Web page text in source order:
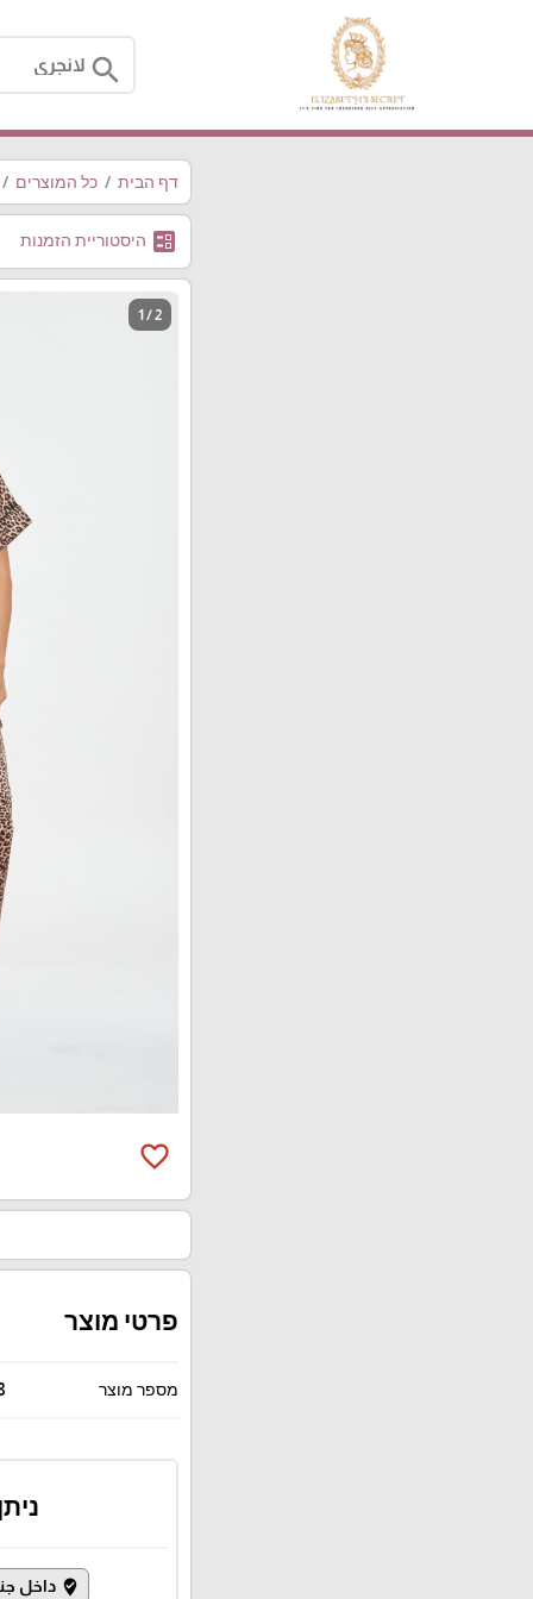
search
דף הבית כל המוצרים
ballot היסטוריית הזמנות
1 / 2
favorite_border
פרטי מוצר
מספר מוצר
where_to_vote داخل